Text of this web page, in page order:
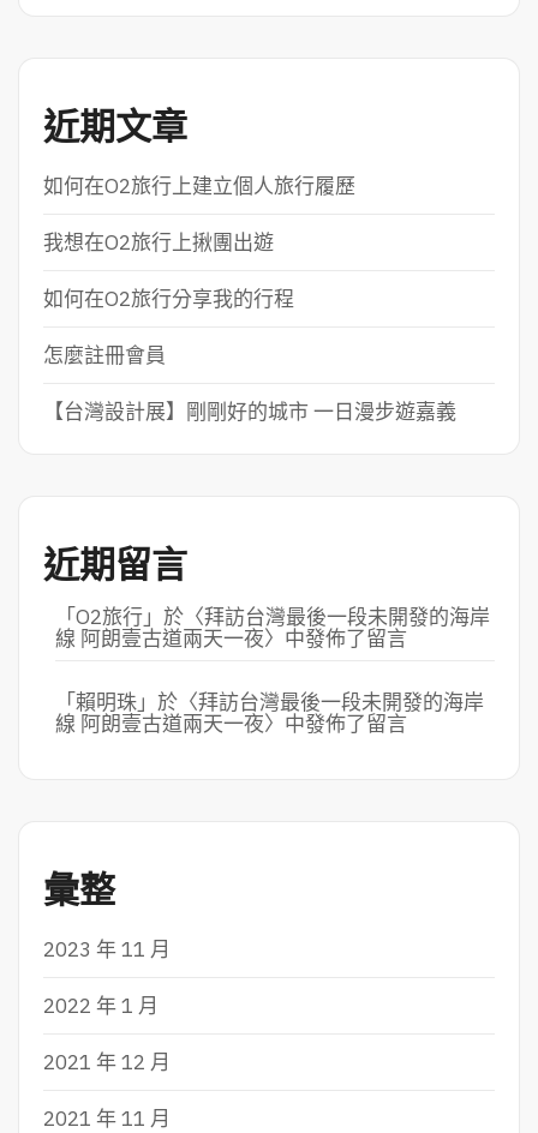
近期文章
如何在O2旅行上建立個人旅行履歷
我想在O2旅行上揪團出遊
如何在O2旅行分享我的行程
怎麼註冊會員
【台灣設計展】剛剛好的城市 一日漫步遊嘉義
近期留言
「O2旅行」於〈拜訪台灣最後一段未開發的海岸
線 阿朗壹古道兩天一夜〉中發佈了留言
「賴明珠」於〈拜訪台灣最後一段未開發的海岸
線 阿朗壹古道兩天一夜〉中發佈了留言
彙整
2023 年 11 月
2022 年 1 月
2021 年 12 月
2021 年 11 月